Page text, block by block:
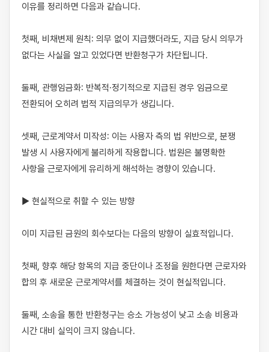
이유를 정리하면 다음과 같습니다.
첫째, 비채변제 원칙: 의무 없이 지급했더라도, 지급 당시 의무가
없다는 사실을 알고 있었다면 반환청구가 차단됩니다.
둘째, 관행임금화: 반복적·정기적으로 지급된 경우 임금으로
전환되어 오히려 법적 지급의무가 생깁니다.
셋째, 근로계약서 미작성: 이는 사용자 측의 법 위반으로, 분쟁
발생 시 사용자에게 불리하게 작용합니다. 법원은 불명확한
사항을 근로자에게 유리하게 해석하는 경향이 있습니다.
▶ 현실적으로 취할 수 있는 방향
이미 지급된 금원의 회수보다는 다음의 방향이 실효적입니다.
첫째, 향후 해당 항목의 지급 중단이나 조정을 원한다면 근로자와
합의 후 새로운 근로계약서를 체결하는 것이 현실적입니다.
둘째, 소송을 통한 반환청구는 승소 가능성이 낮고 소송 비용과
시간 대비 실익이 크지 않습니다.